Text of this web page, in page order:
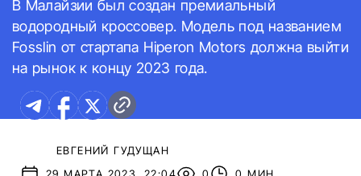
В Малайзии был создан премиальный
водородный кроссовер. Модель под названием
Fosslin от стартапа Hiperon Motors должна выйти
на рынок к концу 2023 года.
ЕВГЕНИЙ ГУДУЩАН